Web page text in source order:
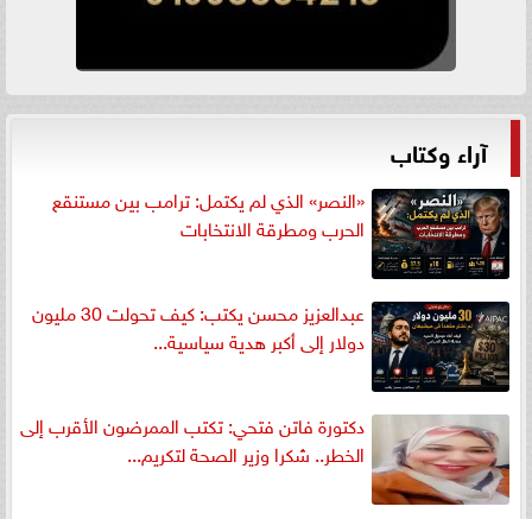
آراء وكتاب
«النصر» الذي لم يكتمل: ترامب بين مستنقع
الحرب ومطرقة الانتخابات
عبدالعزيز محسن يكتب: كيف تحولت 30 مليون
دولار إلى أكبر هدية سياسية...
دكتورة فاتن فتحي: تكتب الممرضون الأقرب إلى
الخطر.. شكرا وزير الصحة لتكريم...